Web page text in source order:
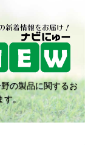
の製品に関するお
す。